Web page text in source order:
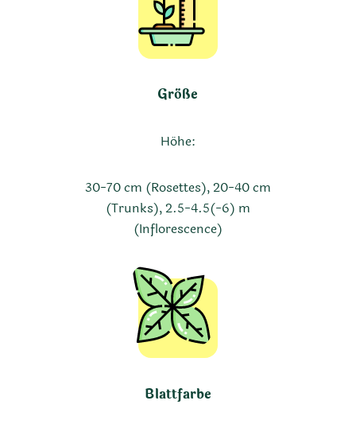
Größe
Höhe:
30-70 cm (Rosettes), 20-40 cm
(Trunks), 2.5-4.5(-6) m
(Inflorescence)
Blattfarbe